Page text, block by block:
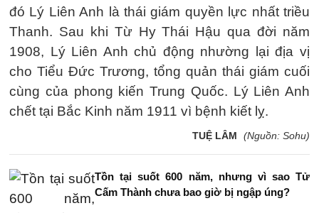
đó Lý Liên Anh là thái giám quyền lực nhất triều
Thanh. Sau khi Từ Hy Thái Hậu qua đời năm
1908, Lý Liên Anh chủ động nhường lại địa vị
cho Tiểu Đức Trương, tổng quản thái giám cuối
cùng của phong kiến Trung Quốc. Lý Liên Anh
chết tại Bắc Kinh năm 1911 vì bệnh kiết lỵ.
TUỆ LÂM (Nguồn: Sohu)
Tồn tại suốt 600 năm, nhưng vì sao Tử
Cấm Thành chưa bao giờ bị ngập úng?